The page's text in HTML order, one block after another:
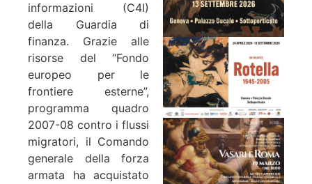
informazioni (C4I)
della Guardia di
finanza. Grazie alle
risorse del “Fondo
europeo per le
frontiere esterne”,
programma quadro
2007-08 contro i flussi
migratori, il Comando
generale della forza
armata ha acquistato